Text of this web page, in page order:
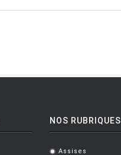
NOS RUBRIQUES
Assises